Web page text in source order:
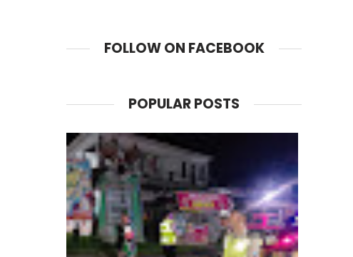
FOLLOW ON FACEBOOK
POPULAR POSTS